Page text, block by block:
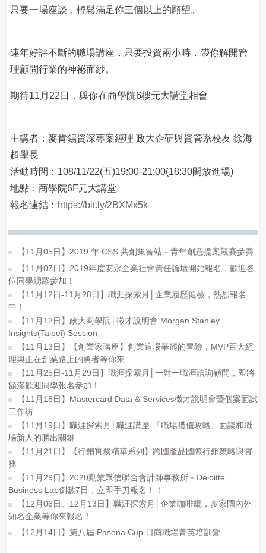
只要一場座談，輕鬆滿足你三個以上的願望。
連年好評不斷的職場講座，只要投資兩小時，帶你解開管
理顧問行業的神祕面紗。
期待11月22日，與你在商學院6樓元大講堂相會
主講者：麥肯錫資深專案經理 政大企研與資管系校友 徐海
超學長
活動時間：108/11/22(五)19:00-21:00(18:30開放進場)
地點：商學院6F元大講堂
報名連結： https://bit.ly/2BXMx5k
【11月05日】2019 年 CSS 共創集智站－青年創意提案競賽參賽
【11月07日】2019年度安永企業社會責任論壇開始報名，歡迎各
位同學踴躍參加！
【11月12日-11月28日】職涯探索月│企業履歷健檢，熱烈報名
中！
【11月12日】政大商學院│徵才說明會 Morgan Stanley
Insights(Taipei) Session
【11月13日】【創業家講座】創業這場華麗的冒險，MVP百大經
理與正在創業路上的勇者等你來
【11月25日-11月29日】職涯探索月│一對一職涯諮詢顧問，即將
額滿歡迎同學報名參加！
【11月18日】Mastercard Data & Services徵才說明會暨個案面試
工作坊
【11月19日】職涯探索月│職涯講座-「職場禮儀攻略」面談和職
場新人的勝出關鍵
【11月21日】【行銷實務精華系列】跨國產品國際行銷策略與實
務
【11月29日】2020勤業眾信聯合會計師事務所－Deloitte
Business Lab倒數7日，立即手刀報名！！
【12月06日、12月13日】職涯探索月│企業咖啡廳，多家國內外
知名企業等你來報名！
【12月14日】第八屆 Pasona Cup 日商職場菁英培訓營